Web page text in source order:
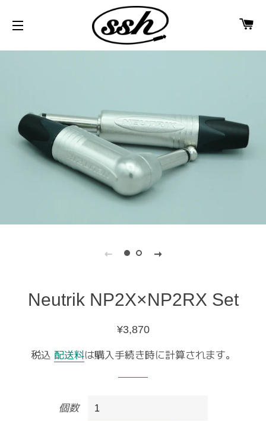
Neutrik NP2X×NP2RX Set
通
価
格
販
価
格
¥3,870
税込 配送料は購入手続き時に計算されます。
個数